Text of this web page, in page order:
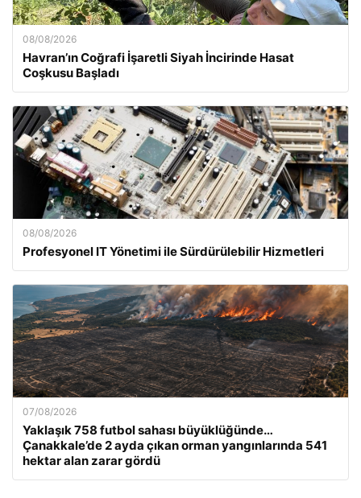
08/08/2026
Havran’ın Coğrafi İşaretli Siyah İncirinde Hasat
Coşkusu Başladı
08/08/2026
Profesyonel IT Yönetimi ile Sürdürülebilir Hizmetleri
07/08/2026
Yaklaşık 758 futbol sahası büyüklüğünde…
Çanakkale’de 2 ayda çıkan orman yangınlarında 541
hektar alan zarar gördü